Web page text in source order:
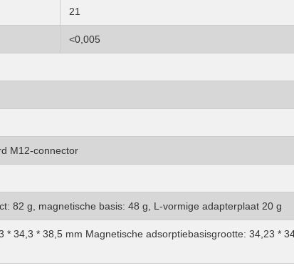
21
<0,005
M12-connector
82 g, magnetische basis: 48 g, L-vormige adapterplaat 20 g
* 34,3 * 38,5 mm Magnetische adsorptiebasisgrootte: 34,23 *